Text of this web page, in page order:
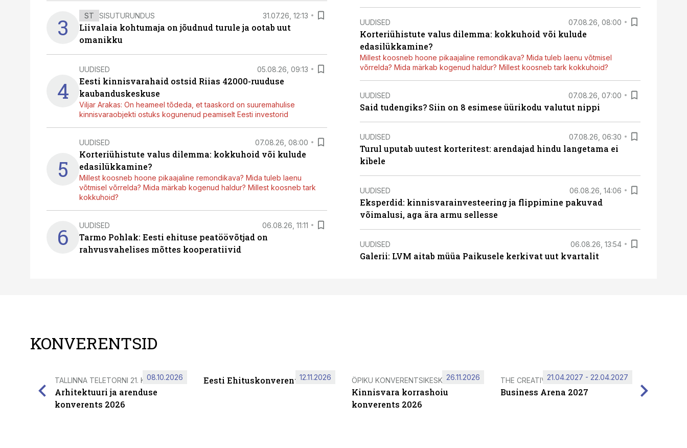
3 ST SISUTURUNDUS 31.07.26, 12:13
Liivalaia kohtumaja on jõudnud turule ja ootab uut
omanikku
4
UUDISED 05.08.26, 09:13
Eesti kinnisvarahaid ostsid Riias 42000-ruuduse
kaubanduskeskuse
Viljar Arakas: On heameel tõdeda, et taaskord on suuremahulise
kinnisvaraobjekti ostuks kogunenud peamiselt Eesti investorid
5
UUDISED 07.08.26, 08:00
Korteriühistute valus dilemma: kokkuhoid või kulude
edasilükkamine?
Millest koosneb hoone pikaajaline remondikava? Mida tuleb laenu
võtmisel võrrelda? Mida märkab kogenud haldur? Millest koosneb tark
kokkuhoid?
6 UUDISED 06.08.26, 11:11
Tarmo Pohlak: Eesti ehituse peatöövõtjad on
rahvusvahelises mõttes kooperatiivid
UUDISED 07.08.26, 08:00
Korteriühistute valus dilemma: kokkuhoid või kulude
edasilükkamine?
Millest koosneb hoone pikaajaline remondikava? Mida tuleb laenu võtmisel
võrrelda? Mida märkab kogenud haldur? Millest koosneb tark kokkuhoid?
UUDISED 07.08.26, 07:00
Said tudengiks? Siin on 8 esimese üürikodu valutut nippi
UUDISED 07.08.26, 06:30
Turul uputab uutest korteritest: arendajad hindu langetama ei
kibele
UUDISED 06.08.26, 14:06
Eksperdid: kinnisvarainvesteering ja flippimine pakuvad
võimalusi, aga ära armu sellesse
UUDISED 06.08.26, 13:54
Galerii: LVM aitab müüa Paikusele kerkivat uut kvartalit
KONVERENTSID
TALLINNA TELETORNI 21. KORRUSEL
Arhitektuuri ja arenduse
konverents 2026
08.10.2026 Eesti Ehituskonverents 2026
12.11.2026 ÖPIKU KONVERENTSIKESKUS
Kinnisvara korrashoiu
konverents 2026
26.11.2026 THE CREATIVE HUB
Business Arena 2027
21.04.2027 - 22.04.2027